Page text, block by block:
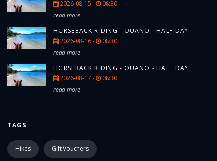
2026-08-15 -
08:30
read more
HORSEBACK RIDING - OUANO - HALF DAY
2026-08-16 -
08:30
read more
HORSEBACK RIDING - OUANO - HALF DAY
2026-08-17 -
08:30
read more
TAGS
Hikes Gift Vouchers